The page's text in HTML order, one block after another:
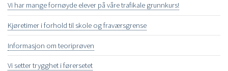
Vi har mange fornøyde elever på våre trafikale grunnkurs!
Kjøretimer i forhold til skole og fraværsgrense
Informasjon om teoriprøven
Vi setter trygghet i førersetet